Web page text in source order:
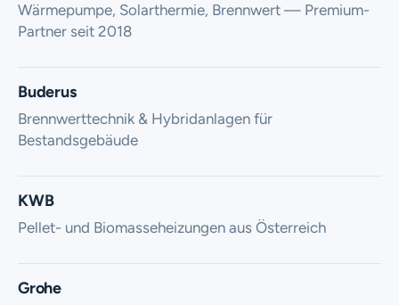
Wärmepumpe, Solarthermie, Brennwert — Premium-
Partner seit 2018
Buderus
Brennwerttechnik & Hybridanlagen für
Bestandsgebäude
KWB
Pellet- und Biomasse­heizungen aus Österreich
Grohe